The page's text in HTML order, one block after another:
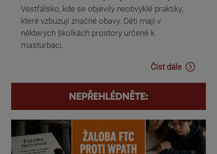
Vestfálsko, kde se objevily neobvyklé praktiky,
které vzbuzují značné obavy. Děti mají v
některých školkách prostory určené k
masturbaci.
Číst dále
NEPŘEHLÉDNĚTE: